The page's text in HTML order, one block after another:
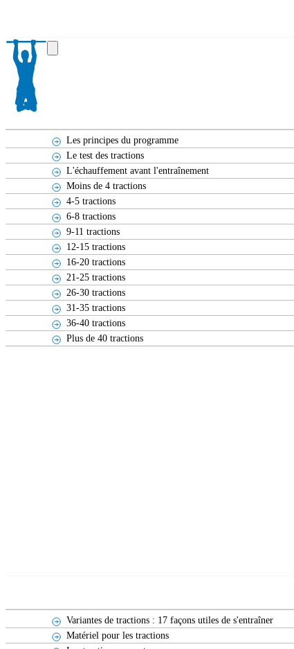
Les principes du programme
Le test des tractions
L'échauffement avant l'entraînement
Moins de 4 tractions
4-5 tractions
6-8 tractions
9-11 tractions
12-15 tractions
16-20 tractions
21-25 tractions
26-30 tractions
31-35 tractions
36-40 tractions
Plus de 40 tractions
Variantes de tractions : 17 façons utiles de s'entraîner
Matériel pour les tractions